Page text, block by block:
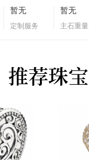
暂无
定制服务
暂无
主石重量